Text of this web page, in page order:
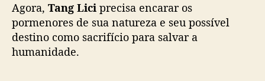
d
r
a
2025
Agora, Tang Lici precisa encarar os
pormenores de sua natureza e seu possível
destino como sacrifício para salvar a
humanidade.